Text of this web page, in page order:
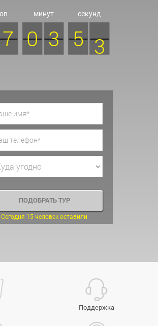
7
минут
0 3
секунд
5 1
Сегодня 15 человек оставили
Поддержка